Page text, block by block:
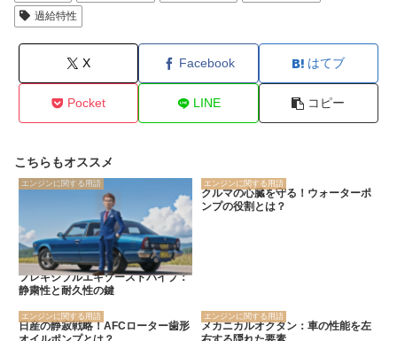
過給特性
X Facebook はてブ
Pocket LINE コピー
こちらもオススメ
エンジンに関する用語
フレキシブルエキゾーストパイプ：
静粛性と耐久性の鍵
エンジンに関する用語
クルマの心臓を守る！ウォーターポ
ンプの役割とは？
エンジンに関する用語
日産の静寂戦略！AFCローター歯形
エンジンに関する用語
メカニカルオクタン：車の性能を左